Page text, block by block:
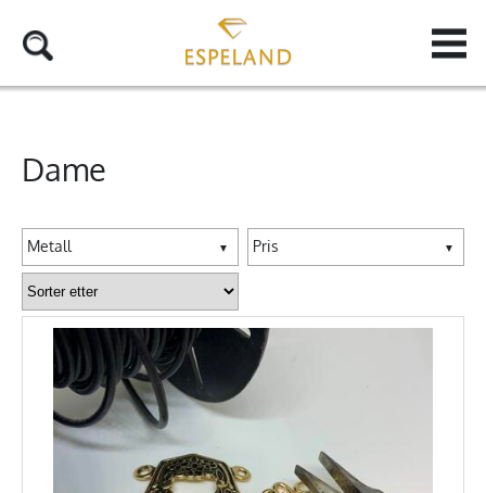
Dame
▼
Pris
▼
Metall